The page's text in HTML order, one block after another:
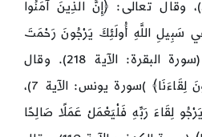
(سورة الإسراء: الآية 57)، وقال تعالى: ﴿إِنَّ الَّذِينَ آمَنُوا
سَبِيلِ اللَّهِ أُولَئِكَ يَرْجُونَ رَحْمَتَ
اللَّهِ وَاللَّهُ غَفُورٌ رَحِيمٌ﴾ (سورة البقرة: الآية 218). وقال
تعالى: ﴿إِنَّ الَّذِينَ لَا يَرْجُونَ لِقَاءَنَا﴾ )سورة يونس: الآية 7)،
لِقَاءَ رَبِّهِ فَلْيَعْمَلْ عَمَلًا صَالِحًا